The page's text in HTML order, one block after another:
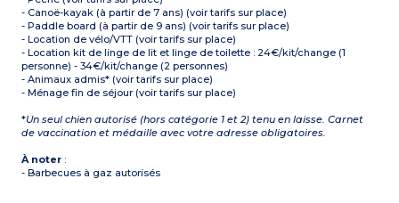
- Canoë-kayak (à partir de 7 ans) (voir tarifs sur place)
- Paddle board (à partir de 9 ans) (voir tarifs sur place)
- Location de vélo/VTT (voir tarifs sur place)
- Location kit de linge de lit et linge de toilette : 24€/kit/change (1
personne) - 34€/kit/change (2 personnes)
- Animaux admis* (voir tarifs sur place)
- Ménage fin de séjour (voir tarifs sur place)
*Un seul chien autorisé (hors catégorie 1 et 2) tenu en laisse. Carnet
de vaccination et médaille avec votre adresse obligatoires.
À noter :
- Barbecues à gaz autorisés